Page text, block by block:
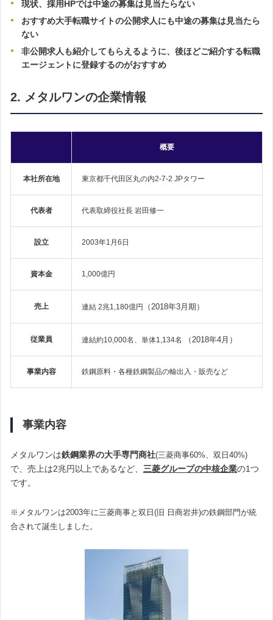
現状、採用HPでは中途の募集は見当たらない
おすすめ大手転職サイトの公開求人にも中途の募集は見当たら
ない
非公開求人も紹介してもらえるように、後ほどご紹介する転職
エージェントに登録するのがおすすめ
2. メタルワンの企業情報
概要
本社所在地 東京都千代田区丸の内2-7-2 JPタワー
代表者 代表取締役社長 岩田修一
設立 2003年1月6日
資本金 1,000億円
売上 連結 2兆1,180億円 （2018年3月期）
従業員 連結約10,000名、単体1,134名 （2018年4月）
事業内容 鉄鋼原料・各種鉄鋼製品の輸出入・販売など
事業内容
メタルワンは鉄鋼業界の大手専門商社(三菱商事60%、双日40%)
で、売上は2兆円以上であるなど、 三菱グループの中核企業の1つ
です。
※メタルワンは2003年に三菱商事と双日(旧 日商岩井)の鉄鋼部門が統
合されて誕生しました。